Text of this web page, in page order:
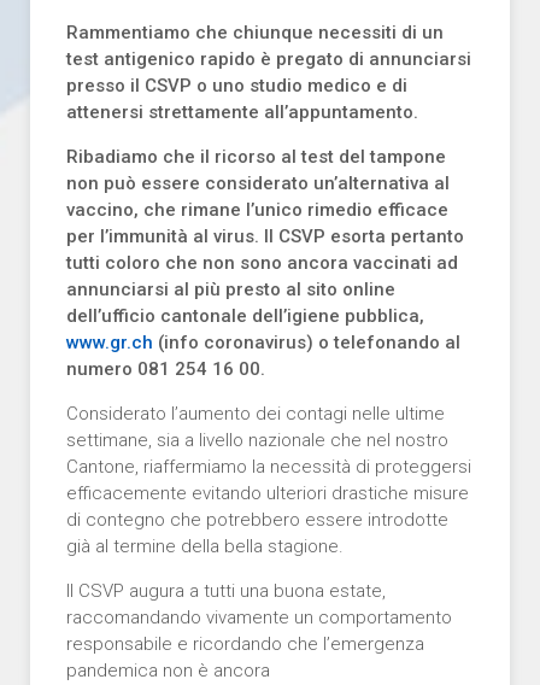
Rammentiamo che chiunque necessiti di un
test antigenico rapido è pregato di annunciarsi
presso il CSVP o uno studio medico e di
attenersi strettamente all’appuntamento.
Ribadiamo che il ricorso al test del tampone
non può essere considerato un’alternativa al
vaccino, che rimane l’unico rimedio efficace
per l’immunità al virus. Il CSVP esorta pertanto
tutti coloro che non sono ancora vaccinati ad
annunciarsi al più presto al sito online
dell’ufficio cantonale dell’igiene pubblica,
www.gr.ch (info coronavirus) o telefonando al
numero 081 254 16 00.
Considerato l’aumento dei contagi nelle ultime
settimane, sia a livello nazionale che nel nostro
Cantone, riaffermiamo la necessità di proteggersi
efficacemente evitando ulteriori drastiche misure
di contegno che potrebbero essere introdotte
già al termine della bella stagione.
Il CSVP augura a tutti una buona estate,
raccomandando vivamente un comportamento
responsabile e ricordando che l’emergenza
pandemica non è ancora